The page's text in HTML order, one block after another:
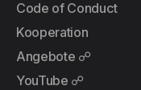
Code of Conduct
Kooperation
Angebote ☍
YouTube ☍